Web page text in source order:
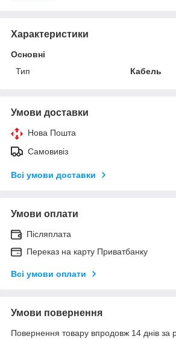
Характеристики
Основні
Тип
Кабель
Умови доставки
Нова Пошта
Самовивіз
Всі умови доставки
Умови оплати
Післяплата
Переказ на карту Приватбанку
Всі умови оплати
Умови повернення
Повернення товару впродовж 14 днів за